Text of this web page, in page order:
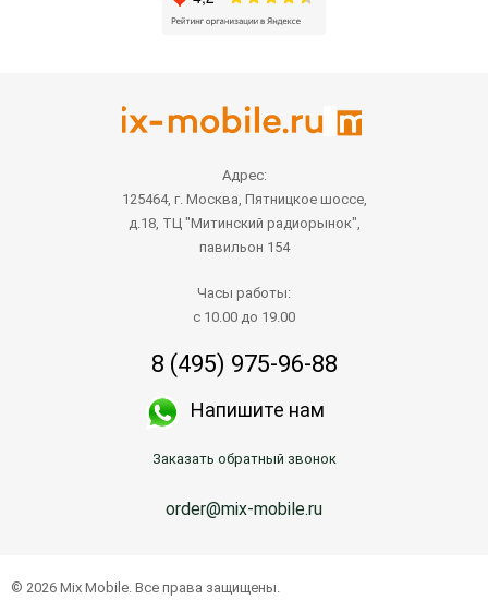
Адрес:
125464, г. Москва, Пятницкое шоссе,
д.18, ТЦ "Митинский радиорынок",
павильон 154
Часы работы:
с 10.00 до 19.00
8 (495) 975-96-88
Напишите нам
Заказать обратный звонок
order@mix-mobile.ru
© 2026 Mix Mobile. Все права защищены.